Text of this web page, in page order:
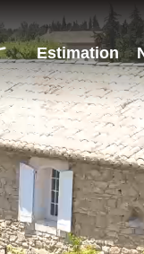
Estimation